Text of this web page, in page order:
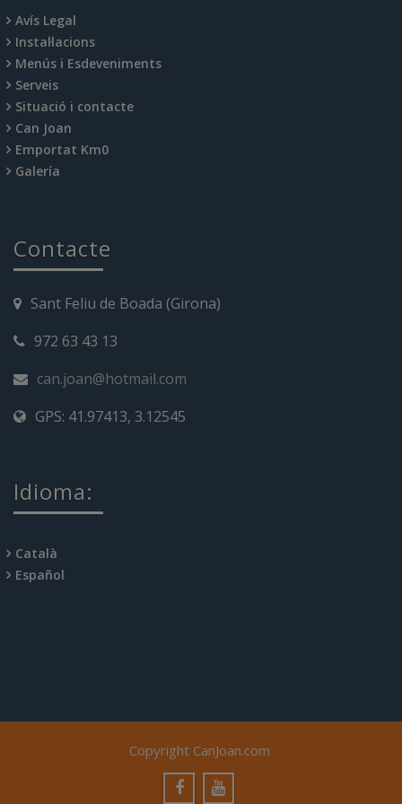
Avís Legal
Instal·lacions
Menús i Esdeveniments
Serveis
Situació i contacte
Can Joan
Emportat Km0
Galería
Contacte
Sant Feliu de Boada (Girona)
972 63 43 13
can.joan@hotmail.com
GPS: 41.97413, 3.12545
Idioma:
Català
Español
Copyright CanJoan.com